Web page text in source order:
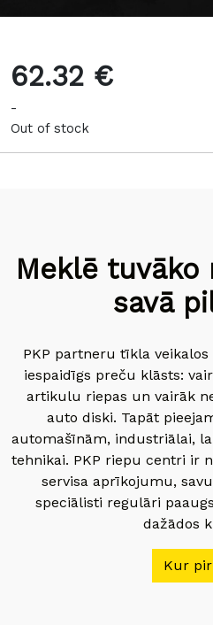
62.32 €
-
Out of stock
Meklē
savā
PKP partneru tīkla
iespaidīgs preču klāsts:
artikulu riepas un vairāk
auto diski. Tapāt
automašīnām, industriālai,
tehnikai. PKP riepu centri ir
servisa aprīkojumu,
speciālisti regulāri
dažādos
Kur